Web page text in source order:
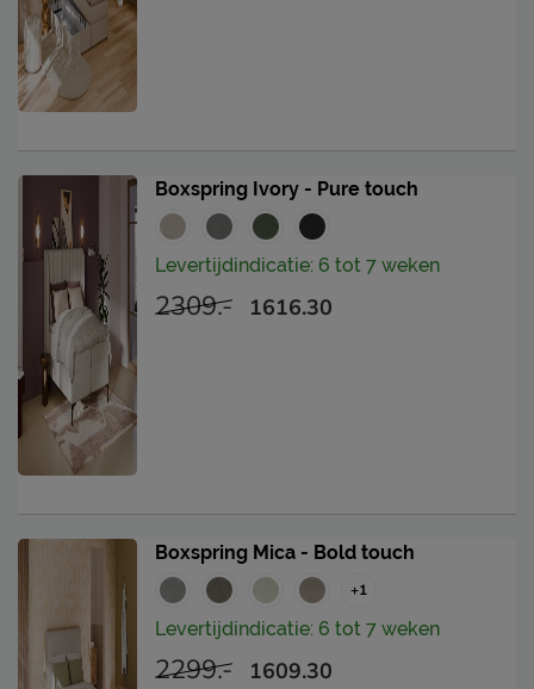
Boxspring Ivory - Pure touch
Levertijdindicatie: 6 tot 7 weken
2309.- 1616.30
Boxspring Mica - Bold touch
+1
Levertijdindicatie: 6 tot 7 weken
2299.- 1609.30